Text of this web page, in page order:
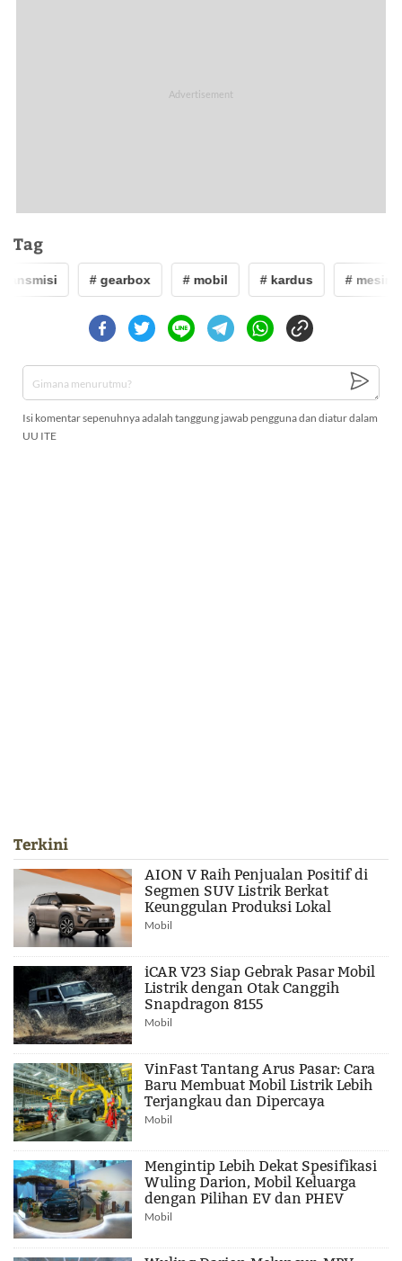
Tag
# gearbox # mobil # kardus # mesin
Isi komentar sepenuhnya adalah tanggung jawab pengguna dan diatur dalam
UU ITE
Terkini
AION V Raih Penjualan Positif di
Segmen SUV Listrik Berkat
Keunggulan Produksi Lokal
Mobil
iCAR V23 Siap Gebrak Pasar Mobil
Listrik dengan Otak Canggih
Snapdragon 8155
Mobil
VinFast Tantang Arus Pasar: Cara
Baru Membuat Mobil Listrik Lebih
Terjangkau dan Dipercaya
Mobil
Mengintip Lebih Dekat Spesifikasi
Wuling Darion, Mobil Keluarga
dengan Pilihan EV dan PHEV
Mobil